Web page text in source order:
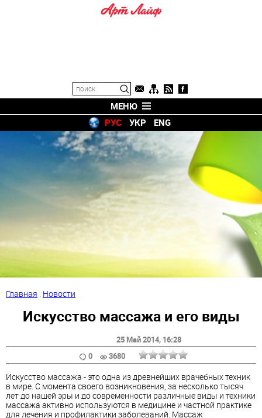
МЕНЮ
РУС
УКР ENG
Главная : Новости
Искусство массажа и его виды
25 Май 2014, 16:28
0
3680
Искусство массажа - это одна из древнейших врачебных техник
в мире. С момента своего возникновения, за несколько тысяч
лет до нашей эры и до современности различные виды и техники
массажа активно используются в медицине и частной практике
для лечения и профилактики заболеваний. Массаж